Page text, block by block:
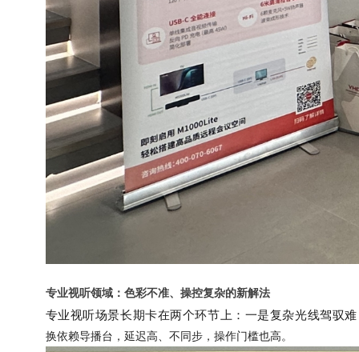
专业视听领域：色彩不准、操控复杂的新解法
专业视听场景长期卡在两个环节上：一是复杂光线驾驭
换依赖导播台，延迟高、不同步，操作门槛也高。